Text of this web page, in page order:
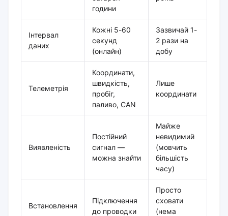
години
Інтервал
даних
Кожні 5-60
секунд
(онлайн)
Зазвичай 1-
2 рази на
добу
Телеметрія
Координати,
швидкість,
пробіг,
паливо, CAN
Лише
координати
Виявленість
Постійний
сигнал —
можна знайти
Майже
невидимий
(мовчить
більшість
часу)
Встановлення
Підключення
до проводки
Просто
сховати
(нема